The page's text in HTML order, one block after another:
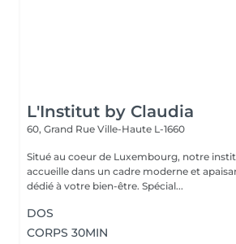
L'Institut by Claudia
60, Grand Rue Ville-Haute L-1660
Situé au coeur de Luxembourg, notre
accueille dans un cadre moderne et
dédié à votre bien-être. Spécial...
DOS
CORPS 30MIN